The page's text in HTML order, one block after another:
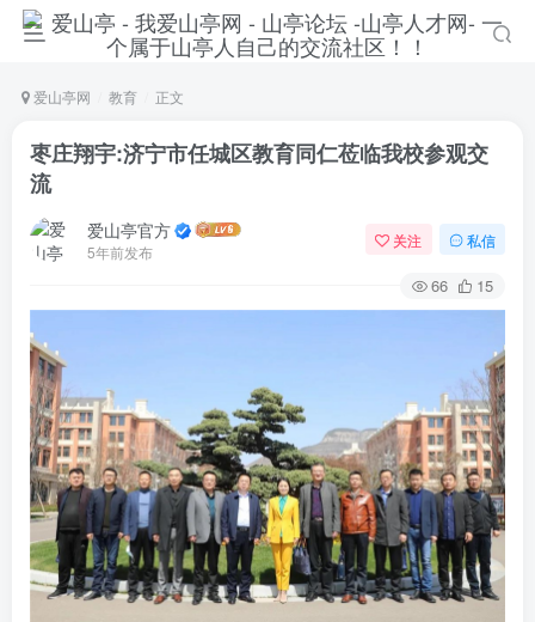
爱山亭网 教育 正文
枣庄翔宇:济宁市任城区教育同仁莅临我校参观交
流
爱山亭官方
5年前发布
关注 私信
66 15
登录
没有账号？立即注册
手机号
记住登录 账号密码登录